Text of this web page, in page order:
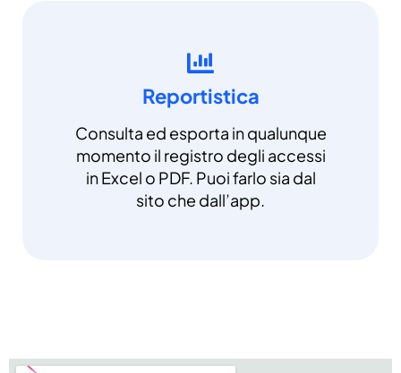
Reportistica
Consulta ed esporta in qualunque
momento il registro degli accessi
in Excel o PDF. Puoi farlo sia dal
sito che dall’app.